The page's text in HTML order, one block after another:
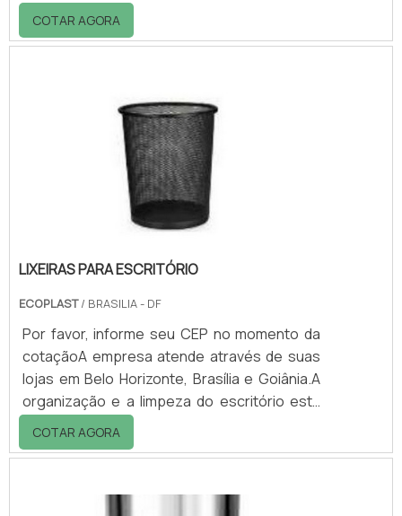
para acondicionamento e transporte de
frutas, verduras e legumes. É também
feiras, supermercados, CEASAs e por
agricultores, a caixa possui muita
versatilidade de uso e resistência a longo
prazo.As caixas para verduras podem ser
utilizado também.
COTAR AGORA
LIXEIRAS PARA ESCRITÓRIO
ECOPLAST/ BRASILIA - DF
Por favor, informe seu CEP no momento da
cotaçãoA empresa atende através de suas
lojas em Belo Horizonte, Brasília e Goiânia.A
organização e a limpeza do escritório está
muito relacionada ao uso das lixeiras para
escritório. Elas permitem o descarte
eficiência e evitando que o usuário precise
COTAR AGORA